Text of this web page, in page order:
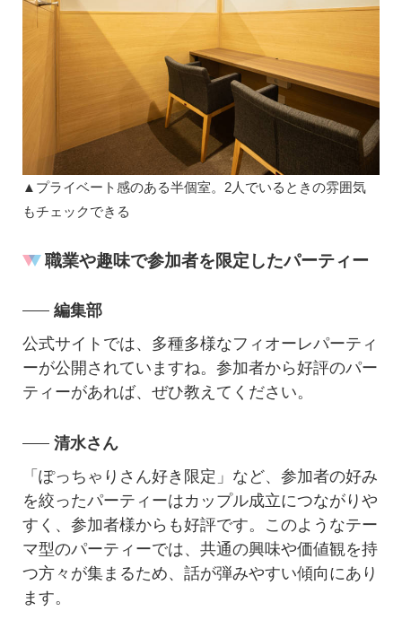
▲プライベート感のある半個室。2人でいるときの雰囲気
もチェックできる
職業や趣味で参加者を限定したパーティー
編集部
公式サイトでは、多種多様なフィオーレパーティ
ーが公開されていますね。参加者から好評のパー
ティーがあれば、ぜひ教えてください。
清水さん
「ぽっちゃりさん好き限定」など、参加者の好み
を絞ったパーティーはカップル成立につながりや
すく、参加者様からも好評です。このようなテー
マ型のパーティーでは、共通の興味や価値観を持
つ方々が集まるため、話が弾みやすい傾向にあり
ます。